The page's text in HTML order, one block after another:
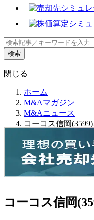
+
閉じる
ホーム
M&Aマガジン
M&Aニュース
コーコス信岡
コーコス信岡